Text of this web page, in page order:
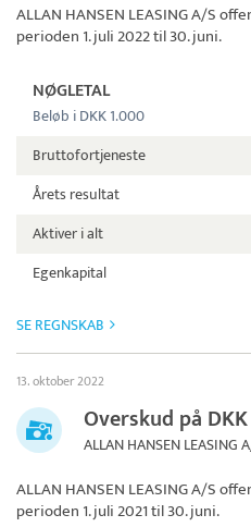
ALLAN HANSEN LEASING A/S
perioden 1. juli 2022 til 30. juni.
NØGLETAL
Beløb i DKK 1.000
Bruttofortjeneste
Årets resultat
Aktiver i alt
Egenkapital
SE REGNSKAB
13. oktober 2022
Overskud på
ALLAN HANSEN LEASING
ALLAN HANSEN LEASING A/S
perioden 1. juli 2021 til 30. juni.